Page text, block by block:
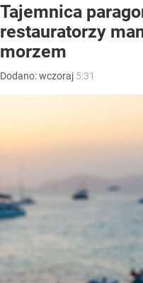
Tajemnica
restauratorzy
morzem
Dodano:wczoraj 5:31